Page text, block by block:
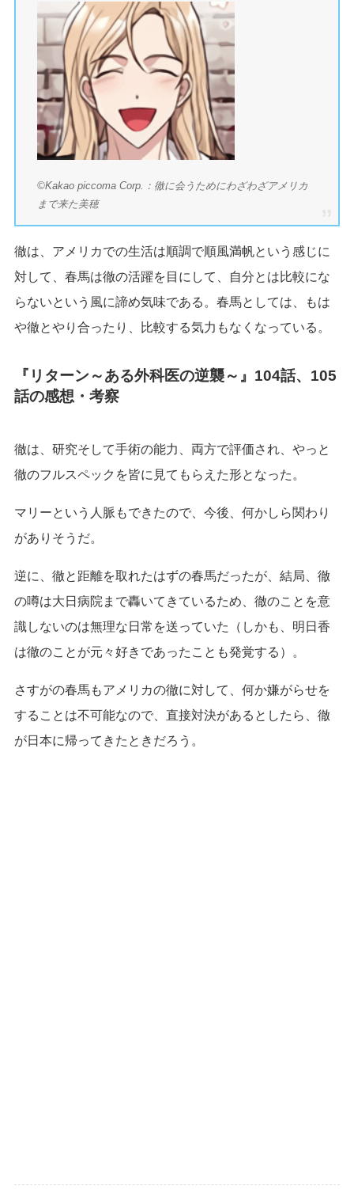
©Kakao piccoma Corp.：徹に会うためにわざわざアメリカ
まで来た美穂
徹は、アメリカでの生活は順調で順風満帆という感じに
対して、春馬は徹の活躍を目にして、自分とは比較にな
らないという風に諦め気味である。春馬としては、もは
や徹とやり合ったり、比較する気力もなくなっている。
『リターン～ある外科医の逆襲～』104話、105
話の感想・考察
徹は、研究そして手術の能力、両方で評価され、やっと
徹のフルスペックを皆に見てもらえた形となった。
マリーという人脈もできたので、今後、何かしら関わり
がありそうだ。
逆に、徹と距離を取れたはずの春馬だったが、結局、徹
の噂は大日病院まで轟いてきているため、徹のことを意
識しないのは無理な日常を送っていた（しかも、明日香
は徹のことが元々好きであったことも発覚する）。
さすがの春馬もアメリカの徹に対して、何か嫌がらせを
することは不可能なので、直接対決があるとしたら、徹
が日本に帰ってきたときだろう。